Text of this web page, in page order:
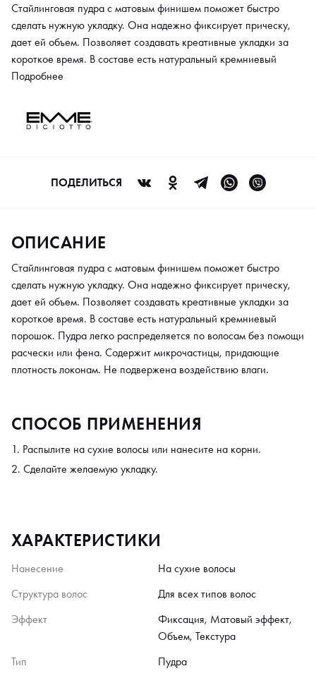
Стайлинговая пудра с матовым финишем поможет быстро
сделать нужную укладку. Она надежно фиксирует прическу,
дает ей объем. Позволяет создавать креативные укладки за
короткое время. В составе есть натуральный кремниевый
порошок. Пудра легко распределяется по волосам без помощи
плотность локонам. Не подвержена воздействию влаги.
Подробнее
ПОДЕЛИТЬСЯ
ОПИСАНИЕ
Стайлинговая пудра с матовым финишем поможет быстро
сделать нужную укладку. Она надежно фиксирует прическу,
дает ей объем. Позволяет создавать креативные укладки за
короткое время. В составе есть натуральный кремниевый
порошок. Пудра легко распределяется по волосам без помощи
расчески или фена. Содержит микрочастицы, придающие
плотность локонам. Не подвержена воздействию влаги.
СПОСОБ ПРИМЕНЕНИЯ
Распылите на сухие волосы или нанесите на корни.
Сделайте желаемую укладку.
ХАРАКТЕРИСТИКИ
Нанесение
На сухие волосы
Структура волос
Для всех типов волос
Эффект
Фиксация, Матовый эффект,
Объем, Текстура
Тип
Пудра